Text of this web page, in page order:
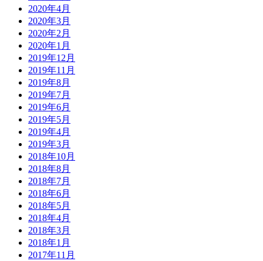
2020年4月
2020年3月
2020年2月
2020年1月
2019年12月
2019年11月
2019年8月
2019年7月
2019年6月
2019年5月
2019年4月
2019年3月
2018年10月
2018年8月
2018年7月
2018年6月
2018年5月
2018年4月
2018年3月
2018年1月
2017年11月